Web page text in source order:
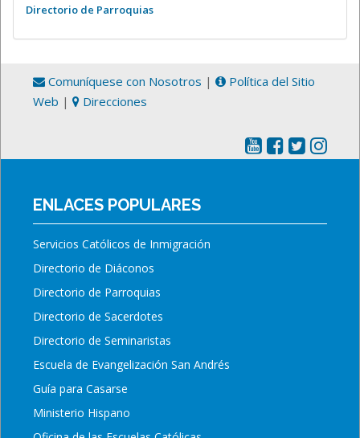
Directorio de Parroquias
Comuníquese con Nosotros |
Política del Sitio
Web | Direcciones
ENLACES POPULARES
Servicios Católicos de Inmigración
Directorio de Diáconos
Directorio de Parroquias
Directorio de Sacerdotes
Directorio de Seminaristas
Escuela de Evangelización San Andrés
Guía para Casarse
Ministerio Hispano